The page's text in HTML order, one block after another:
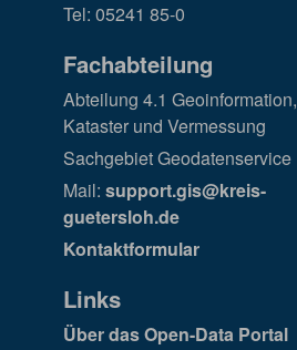
Tel: 05241 85-0
Fachabteilung
Abteilung 4.1 Geoinformation,
Kataster und Vermessung
Sachgebiet Geodatenservice
Mail: support.gis@kreis-
guetersloh.de
Kontaktformular
Links
Über das Open-Data Portal